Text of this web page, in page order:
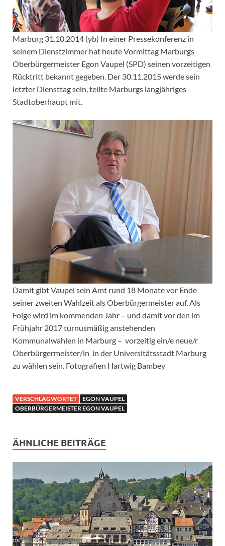
Marburg 31.10.2014 (yb) In einer Pressekonferenz in
seinem Dienstzimmer hat heute Vormittag Marburgs
Oberbürgermeister Egon Vaupel (SPD) seinen vorzeitigen
Rücktritt bekannt gegeben. Der 30.11.2015 werde sein
letzter Diensttag sein, teilte Marburgs langjähriges
Stadtoberhaupt mit.
Damit gibt Vaupel sein Amt rund 18 Monate vor Ende
seiner zweiten Wahlzeit als Oberbürgermeister auf. Als
Folge wird im kommenden Jahr – und damit vor den im
Frühjahr 2017 turnusmäßig anstehenden
Kommunalwahlen in Marburg – vorzeitig ein/e neue/r
Oberbürgermeister/in in der Universitätsstadt Marburg
zu wählen sein. Fotografien Hartwig Bambey
VERSCHLAGWORTET
EGON VAUPEL
OBERBÜRGERMEISTER EGON VAUPEL
ÄHNLICHE BEITRÄGE